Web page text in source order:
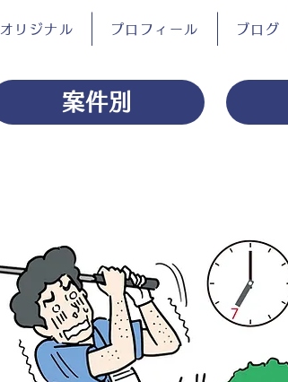
オリジナル プロフィール ブログ
案件別